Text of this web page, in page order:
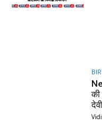
की